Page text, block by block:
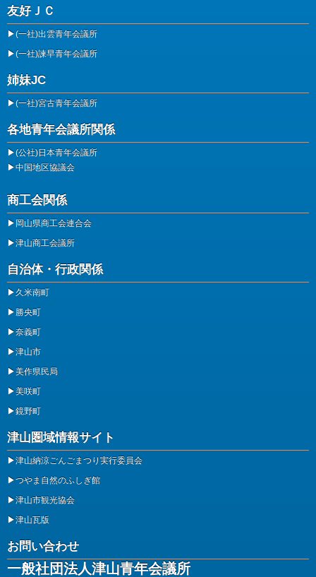
友好ＪＣ
▶(一社)出雲青年会議所
▶(一社)諫早青年会議所
姉妹JC
▶(一社)宮古青年会議所
各地青年会議所関係
▶(公社)日本青年会議所
▶中国地区協議会
商工会関係
▶ 岡山県商工会連合会
▶津山商工会議所
自治体・行政関係
▶久米南町
▶勝央町
▶奈義町
▶津山市
▶美作県民局
▶美咲町
▶鏡野町
津山圏域情報サイト
▶津山納涼ごんごまつり実行委員会
▶つやま自然のふしぎ館
▶津山市観光協会
▶津山瓦版
お問い合わせ
一般社団法人津山青年会議所